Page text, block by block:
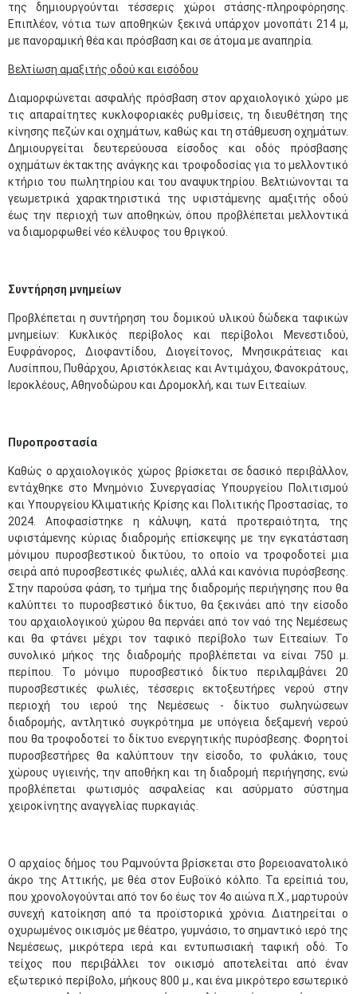
της δημιουργούνται τέσσερις χώροι στάσης-πληροφόρησης.
Επιπλέον, νότια των αποθηκών ξεκινά υπάρχον μονοπάτι 214 μ,
με πανοραμική θέα και πρόσβαση και σε άτομα με αναπηρία.
Βελτίωση αμαξιτής οδού και εισόδου
Διαμορφώνεται ασφαλής πρόσβαση στον αρχαιολογικό χώρο με
τις απαραίτητες κυκλοφοριακές ρυθμίσεις, τη διευθέτηση της
κίνησης πεζών και οχημάτων, καθώς και τη στάθμευση οχημάτων.
Δημιουργείται δευτερεύουσα είσοδος και οδός πρόσβασης
οχημάτων έκτακτης ανάγκης και τροφοδοσίας για το μελλοντικό
κτήριο του πωλητηρίου και του αναψυκτηρίου. Βελτιώνονται τα
γεωμετρικά χαρακτηριστικά της υφιστάμενης αμαξιτής οδού
έως την περιοχή των αποθηκών, όπου προβλέπεται μελλοντικά
να διαμορφωθεί νέο κέλυφος του θριγκού.
Συντήρηση μνημείων
Προβλέπεται η συντήρηση του δομικού υλικού δώδεκα ταφικών
μνημείων: Κυκλικός περίβολος και περίβολοι Μενεστιδού,
Ευφράνορος, Διοφαντίδου, Διογείτονος, Μνησικράτειας και
Λυσίππου, Πυθάρχου, Αριστόκλειας και Αντιμάχου, Φανοκράτους,
Ιεροκλέους, Αθηνοδώρου και Δρομοκλή, και των Ειτεαίων.
Πυροπροστασία
Καθώς ο αρχαιολογικός χώρος βρίσκεται σε δασικό περιβάλλον,
εντάχθηκε στο Μνημόνιο Συνεργασίας Υπουργείου Πολιτισμού
και Υπουργείου Κλιματικής Κρίσης και Πολιτικής Προστασίας, το
2024. Αποφασίστηκε η κάλυψη, κατά προτεραιότητα, της
υφιστάμενης κύριας διαδρομής επίσκεψης με την εγκατάσταση
μόνιμου πυροσβεστικού δικτύου, το οποίο να τροφοδοτεί μια
σειρά από πυροσβεστικές φωλιές, αλλά και κανόνια πυρόσβεσης.
Στην παρούσα φάση, το τμήμα της διαδρομής περιήγησης που θα
καλύπτει το πυροσβεστικό δίκτυο, θα ξεκινάει από την είσοδο
του αρχαιολογικού χώρου θα περνάει από τον ναό της Νεμέσεως
και θα φτάνει μέχρι τον ταφικό περίβολο των Ειτεαίων. Το
συνολικό μήκος της διαδρομής προβλέπεται να είναι 750 μ.
περίπου. Το μόνιμο πυροσβεστικό δίκτυο περιλαμβάνει 20
πυροσβεστικές φωλιές, τέσσερις εκτοξευτήρες νερού στην
περιοχή του ιερού της Νεμέσεως - δίκτυο σωληνώσεων
διαδρομής, αντλητικό συγκρότημα με υπόγεια δεξαμενή νερού
που θα τροφοδοτεί το δίκτυο ενεργητικής πυρόσβεσης. Φορητοί
πυροσβεστήρες θα καλύπτουν την είσοδο, το φυλάκιο, τους
χώρους υγιεινής, την αποθήκη και τη διαδρομή περιήγησης, ενώ
προβλέπεται φωτισμός ασφαλείας και ασύρματο σύστημα
χειροκίνητης αναγγελίας πυρκαγιάς.
Ο αρχαίος δήμος του Ραμνούντα βρίσκεται στο βορειοανατολικό
άκρο της Αττικής, με θέα στον Ευβοϊκό κόλπο. Τα ερείπιά του,
που χρονολογούνται από τον 6ο έως τον 4ο αιώνα π.Χ., μαρτυρούν
συνεχή κατοίκηση από τα προϊστορικά χρόνια. Διατηρείται ο
οχυρωμένος οικισμός με θέατρο, γυμνάσιο, το σημαντικό ιερό της
Νεμέσεως, μικρότερα ιερά και εντυπωσιακή ταφική οδό. Το
τείχος που περιβάλλει τον οικισμό αποτελείται από έναν
εξωτερικό περίβολο, μήκους 800 μ., και ένα μικρότερο εσωτερικό